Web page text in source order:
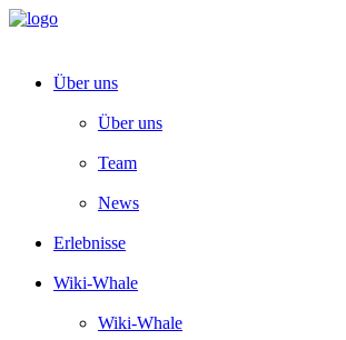
Über uns
Über uns
Team
News
Erlebnisse
Wiki-Whale
Wiki-Whale